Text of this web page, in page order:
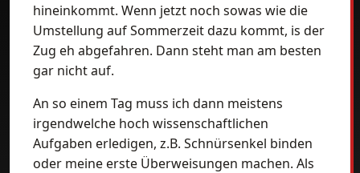
hineinkommt. Wenn jetzt noch sowas wie die
Umstellung auf Sommerzeit dazu kommt, is der
Zug eh abgefahren. Dann steht man am besten
gar nicht auf.
An so einem Tag muss ich dann meistens
irgendwelche hoch wissenschaftlichen
Aufgaben erledigen, z.B. Schnürsenkel binden
oder meine erste Überweisungen machen. Als